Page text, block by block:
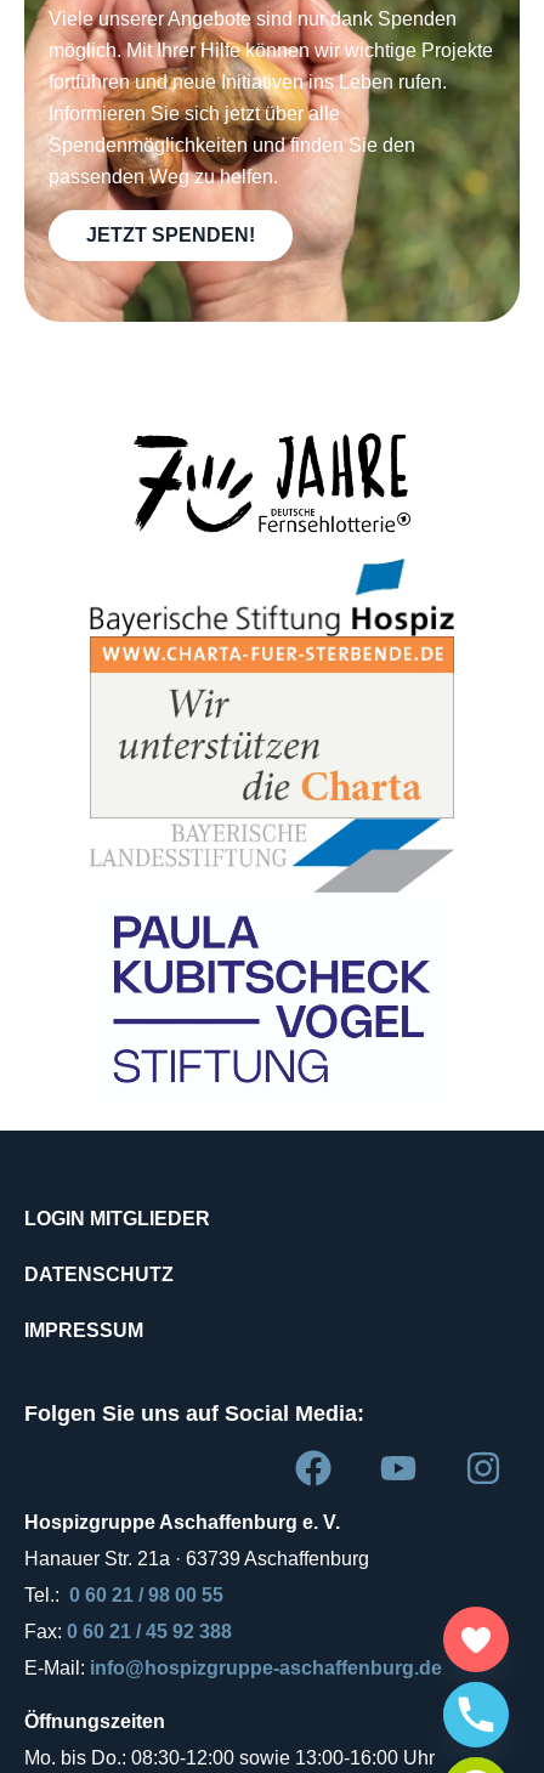
Viele unserer Angebote sind nur dank Spenden
möglich. Mit Ihrer Hilfe können wir wichtige Projekte
fortführen und neue Initiativen ins Leben rufen.
Informieren Sie sich jetzt über alle
Spendenmöglichkeiten und finden Sie den
passenden Weg zu helfen.
JETZT SPENDEN!
Hospizgruppe Aschaffenburg e. V.
Hanauer Str. 21a · 63739 Aschaffenburg
Tel.: 0 60 21 / 98 00 55
Fax: 0 60 21 / 45 92 388
E-Mail: info@hospizgruppe-aschaffenburg.de
Öffnungszeiten
Mo. bis Do.: 08:30-12:00 sowie 13:00-16:00 Uhr
LOGIN MITGLIEDER
DATENSCHUTZ
IMPRESSUM
Folgen Sie uns auf Social Media: